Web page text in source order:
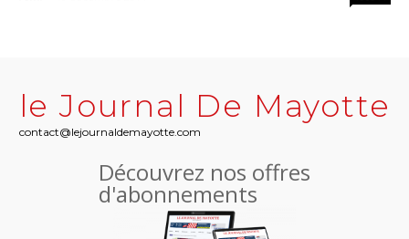
le Journal De Mayotte
contact@lejournaldemayotte.com
Découvrez nos offres
d'abonnements